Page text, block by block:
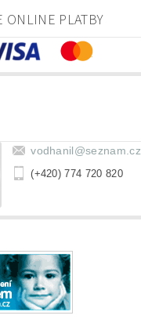
ONLINE PLATBY
vodhanil@seznam.cz
(+420) 774 720 820